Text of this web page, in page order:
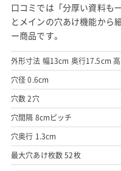
口コミでは「分厚い資料も
とメインの穴あけ機能から
ー商品です。
外形寸法 幅13cm 奥行17.5cm
穴径 0.6cm
穴数 2穴
穴間隔 8cmピッチ
穴奥行 1.3cm
最大穴あけ枚数 52枚